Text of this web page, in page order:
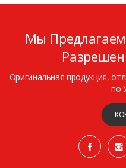
Мы Предлагаем
Оригинальная продукция,
по